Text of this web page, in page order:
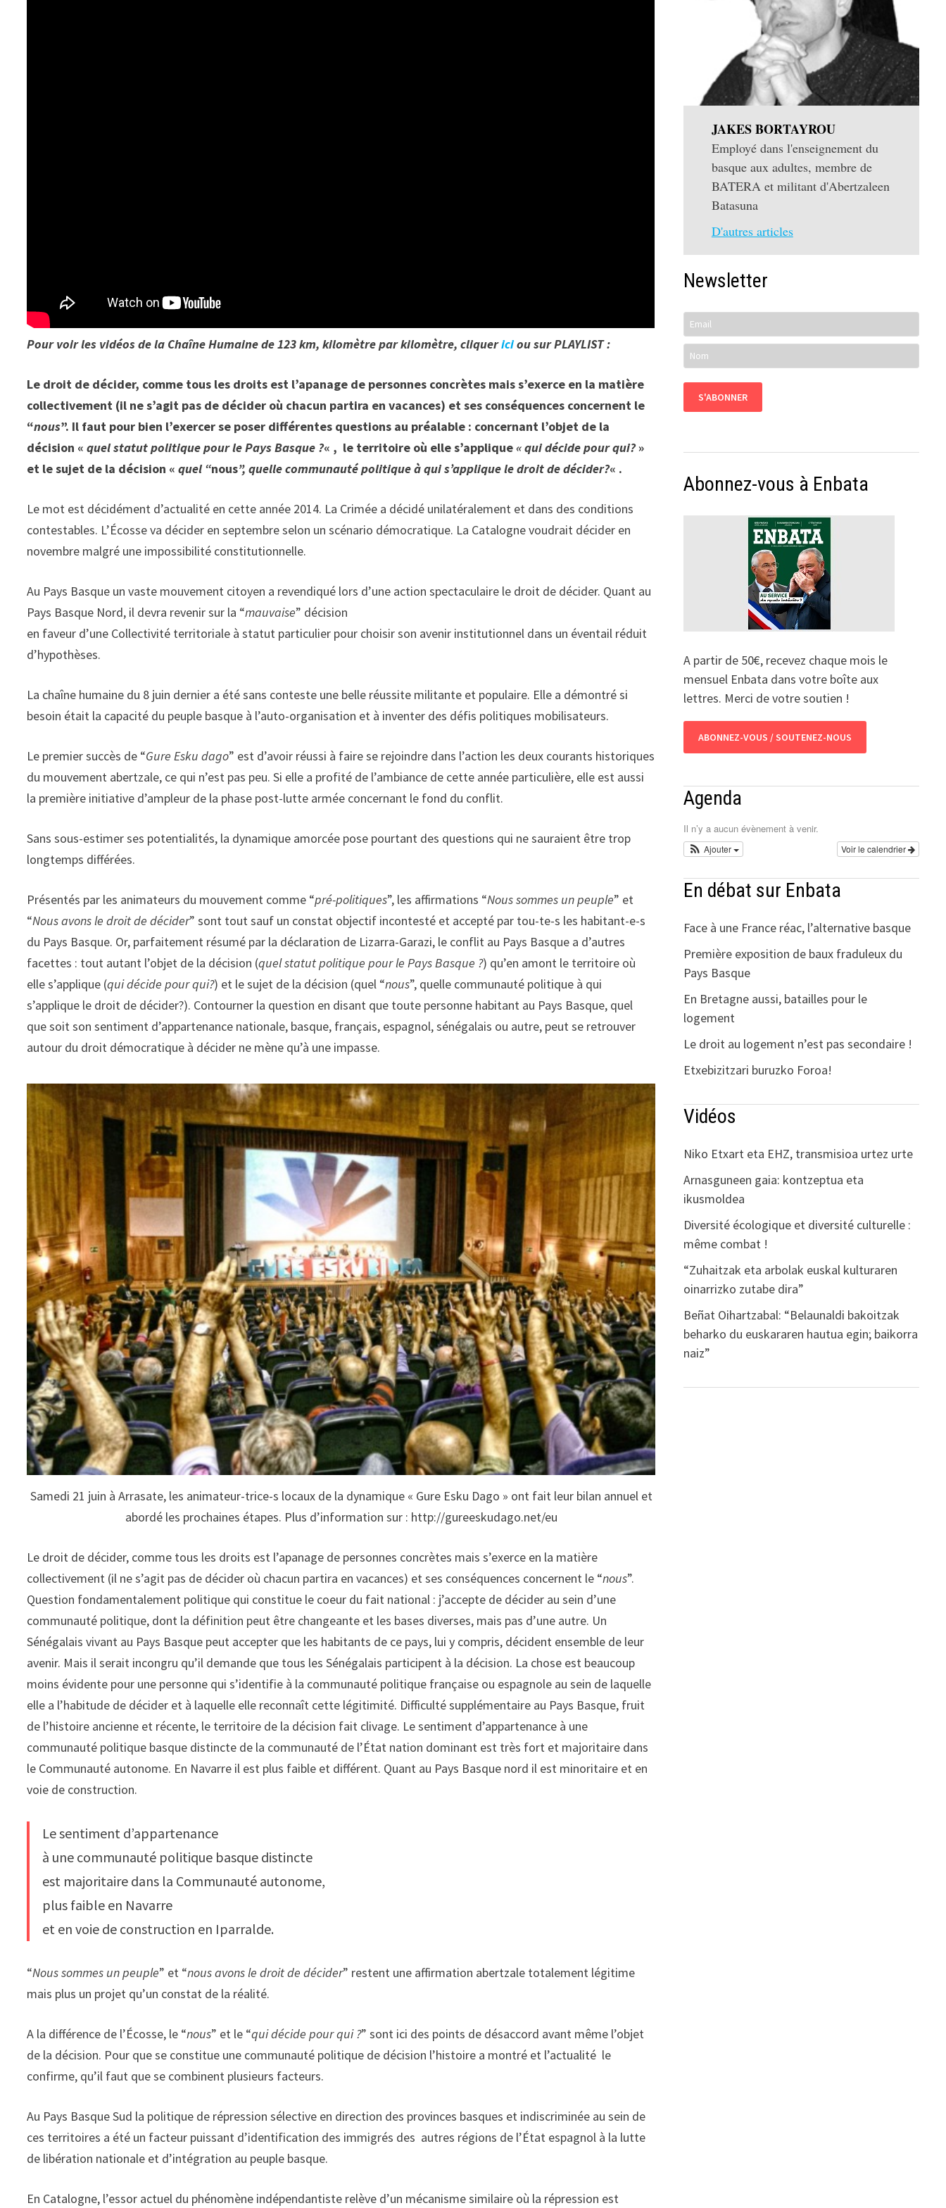
Pour voir les vidéos de la Chaîne Humaine de 123 km, kilomètre par kilomètre, cliquericiou sur PLAYLIST :
Le droit de décider, comme tous les droits est l’apanage de personnes concrètes mais s’exerce en la matière
collectivement (il ne s’agit pas de décider où chacun partira en vacances) et ses conséquences concernent le
“nous”. Il faut pour bien l’exercer se poser différentes questions au préalable : concernant l’objet de la
décision «quel statut politique pour le Pays Basque ?« , le territoire où elle s’applique« qui décide pour qui?»
et le sujet de la décision «quel “nous”, quelle communauté politique à qui s’applique le droit de décider?« .
Le mot est décidément d’actualité en cette année 2014. La Crimée a décidé unilatéralement et dans des conditions
contestables. L’Écosse va décider en septembre selon un scénario démocratique. La Catalogne voudrait décider en
novembre malgré une impossibilité constitutionnelle.
Au Pays Basque un vaste mouvement citoyen a revendiqué lors d’une action spectaculaire le droit de décider. Quant au
Pays Basque Nord, il devra revenir sur la “mauvaise” décision
en faveur d’une Collectivité territoriale à statut particulier pour choisir son avenir institutionnel dans un éventail réduit
d’hypothèses.
La chaîne humaine du 8 juin dernier a été sans conteste une belle réussite militante et populaire. Elle a démontré si
besoin était la capacité du peuple basque à l’auto-organisation et à inventer des défis politiques mobilisateurs.
Le premier succès de “Gure Esku dago” est d’avoir réussi à faire se rejoindre dans l’action les deux courants historiques
du mouvement abertzale, ce qui n’est pas peu. Si elle a profité de l’ambiance de cette année particulière, elle est aussi
la première initiative d’ampleur de la phase post-lutte armée concernant le fond du conflit.
Sans sous-estimer ses potentialités, la dynamique amorcée pose pourtant des questions qui ne sauraient être trop
longtemps différées.
Présentés par les animateurs du mouvement comme “pré-politiques”, les affirmations “Nous sommes un peuple” et
“Nous avons le droit de décider” sont tout sauf un constat objectif incontesté et accepté par tou-te-s les habitant-e-s
du Pays Basque. Or, parfaitement résumé par la déclaration de Lizarra-Garazi, le conflit au Pays Basque a d’autres
facettes : tout autant l’objet de la décision (quel statut politique pour le Pays Basque ?) qu’en amont le territoire où
elle s’applique (qui décide pour qui?) et le sujet de la décision (quel “nous”, quelle communauté politique à qui
s’applique le droit de décider?). Contourner la question en disant que toute personne habitant au Pays Basque, quel
que soit son sentiment d’appartenance nationale, basque, français, espagnol, sénégalais ou autre, peut se retrouver
autour du droit démocratique à décider ne mène qu’à une impasse.
Samedi 21 juin à Arrasate, les animateur-trice-s locaux de la dynamique « Gure Esku Dago » ont fait leur bilan annuel et
abordé les prochaines étapes. Plus d’information sur : http://gureeskudago.net/eu
Le droit de décider, comme tous les droits est l’apanage de personnes concrètes mais s’exerce en la matière
collectivement (il ne s’agit pas de décider où chacun partira en vacances) et ses conséquences concernent le “nous”.
Question fondamentalement politique qui constitue le coeur du fait national : j’accepte de décider au sein d’une
communauté politique, dont la définition peut être changeante et les bases diverses, mais pas d’une autre. Un
Sénégalais vivant au Pays Basque peut accepter que les habitants de ce pays, lui y compris, décident ensemble de leur
avenir. Mais il serait incongru qu’il demande que tous les Sénégalais participent à la décision. La chose est beaucoup
moins évidente pour une personne qui s’identifie à la communauté politique française ou espagnole au sein de laquelle
elle a l’habitude de décider et à laquelle elle reconnaît cette légitimité. Difficulté supplémentaire au Pays Basque, fruit
de l’histoire ancienne et récente, le territoire de la décision fait clivage. Le sentiment d’appartenance à une
communauté politique basque distincte de la communauté de l’État nation dominant est très fort et majoritaire dans
le Communauté autonome. En Navarre il est plus faible et différent. Quant au Pays Basque nord il est minoritaire et en
voie de construction.
Le sentiment d’appartenance
à une communauté politique basque distincte
est majoritaire dans la Communauté autonome,
plus faible en Navarre
et en voie de construction en Iparralde.
“Nous sommes un peuple” et “nous avons le droit de décider” restent une affirmation abertzale totalement légitime
mais plus un projet qu’un constat de la réalité.
A la différence de l’Écosse, le “nous” et le “qui décide pour qui ?” sont ici des points de désaccord avant même l’objet
de la décision. Pour que se constitue une communauté politique de décision l’histoire a montré et l’actualité le
confirme, qu’il faut que se combinent plusieurs facteurs.
Au Pays Basque Sud la politique de répression sélective en direction des provinces basques et indiscriminée au sein de
ces territoires a été un facteur puissant d’identification des immigrés des autres régions de l’État espagnol à la lutte
de libération nationale et d’intégration au peuple basque.
En Catalogne, l’essor actuel du phénomène indépendantiste relève d’un mécanisme similaire où la répression est
JAKES BORTAYROU
Employé dans l'enseignement du
basque aux adultes, membre de
BATERA et militant d'Abertzaleen
Batasuna
D'autres articles
Newsletter
Abonnez-vous à Enbata
A partir de 50€, recevez chaque mois le
mensuel Enbata dans votre boîte aux
lettres. Merci de votre soutien !
ABONNEZ-VOUS / SOUTENEZ-NOUS
Agenda
Il n’y a aucun évènement à venir.
Voir le calendrier
Ajouter
En débat sur Enbata
Face à une France réac, l’alternative basque
Première exposition de baux fraduleux du
Pays Basque
En Bretagne aussi, batailles pour le
logement
Le droit au logement n’est pas secondaire !
Etxebizitzari buruzko Foroa!
Vidéos
Niko Etxart eta EHZ, transmisioa urtez urte
Arnasguneen gaia: kontzeptua eta
ikusmoldea
Diversité écologique et diversité culturelle :
même combat !
“Zuhaitzak eta arbolak euskal kulturaren
oinarrizko zutabe dira”
Beñat Oihartzabal: “Belaunaldi bakoitzak
beharko du euskararen hautua egin; baikorra
naiz”